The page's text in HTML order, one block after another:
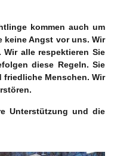
kommen auch um
keine Angst vor uns. Wir
alle respektieren Sie
diese Regeln. Sie
Menschen. Wir
Unterstützung und die